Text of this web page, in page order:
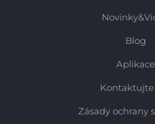
Blog
Aplikace
Kontaktujte
Zásady ochrany